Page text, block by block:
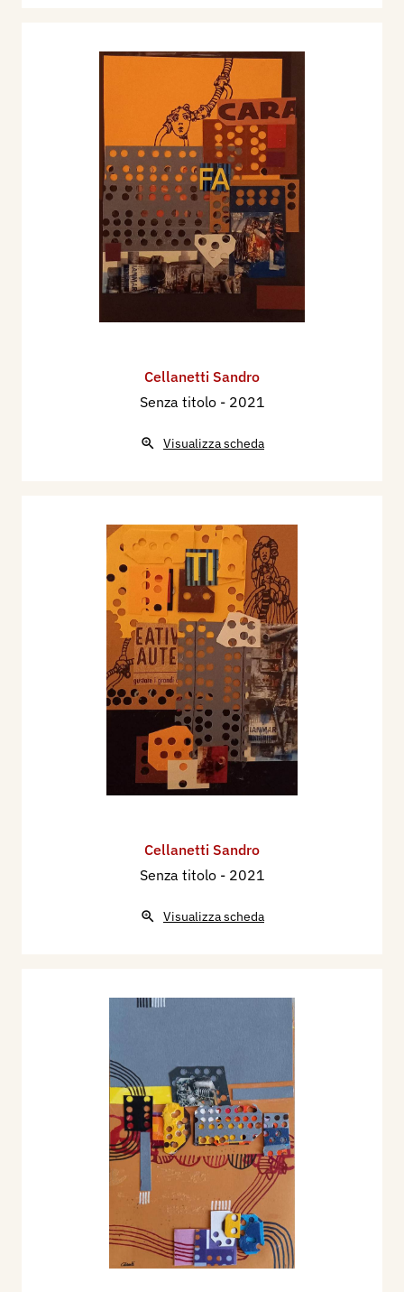
Cellanetti Sandro
Senza titolo - 2021
Visualizza scheda
Cellanetti Sandro
Senza titolo - 2021
Visualizza scheda